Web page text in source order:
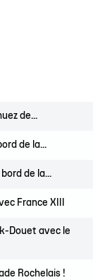
de...
de la...
de la...
France XIII
Douet avec le
Rochelais !